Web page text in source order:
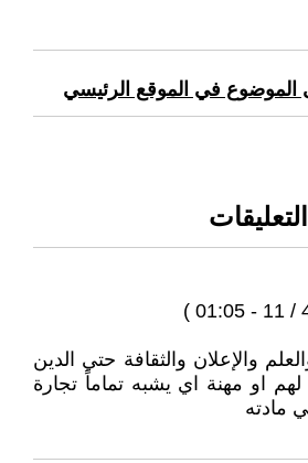
الموضوع في الموقع الرئيسي
التعليقات
والإعلان والثقافة حتي الدين
او مهنة اي يشبه تماماً تجارة
مادته